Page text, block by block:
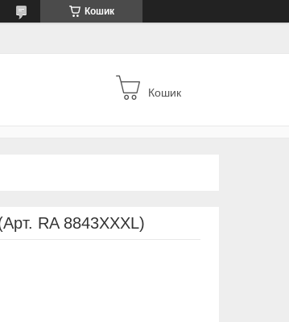
Кошик
Кошик
RA 8843XХXL)